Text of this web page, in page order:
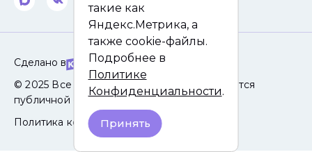
Сделано в
© 2025 Все права защищены. Сайт не является
публичной офертой.
Политика конфиденциальности
такие как
Яндекс.Метрика, а
также cookie-файлы.
Подробнее в
Политике
Конфиденциальности.
Принять